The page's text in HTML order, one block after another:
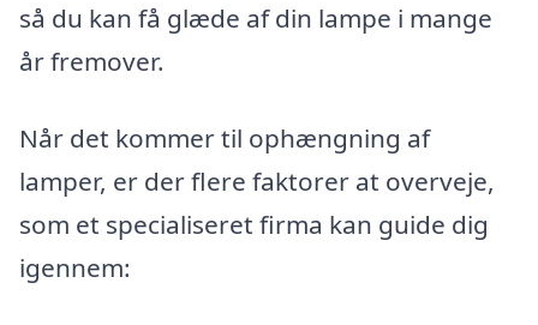
så du kan få glæde af din lampe i mange
år fremover.
Når det kommer til ophængning af
lamper, er der flere faktorer at overveje,
som et specialiseret firma kan guide dig
igennem: